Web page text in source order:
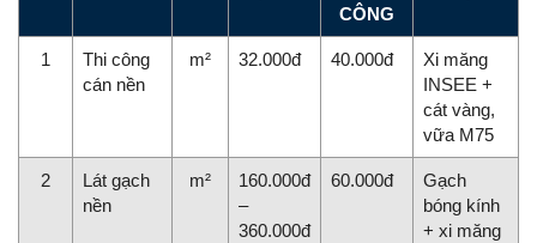
CÔNG
1
Thi công
cán nền
m² 32.000đ 40.000đ
Xi măng
INSEE +
cát vàng,
vữa M75
2
Lát gạch
nền
m²
160.000đ
–
360.000đ
60.000đ
Gạch
bóng kính
+ xi măng